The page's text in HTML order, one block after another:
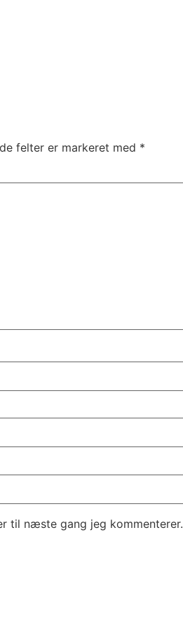
felter er markeret med *
til næste gang jeg kommenterer.